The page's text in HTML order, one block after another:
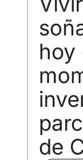
hoy
de